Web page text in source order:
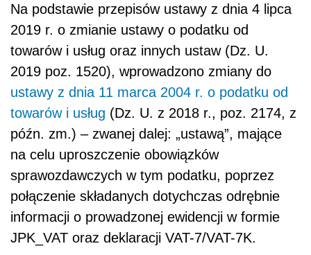
Na podstawie przepisów ustawy z dnia 4 lipca
2019 r. o zmianie ustawy o podatku od
towarów i usług oraz innych ustaw (Dz. U.
2019 poz. 1520), wprowadzono zmiany do
ustawy z dnia 11 marca 2004 r. o podatku od
towarów i usług (Dz. U. z 2018 r., poz. 2174, z
późn. zm.) – zwanej dalej: „ustawą”, mające
na celu uproszczenie obowiązków
sprawozdawczych w tym podatku, poprzez
połączenie składanych dotychczas odrębnie
informacji o prowadzonej ewidencji w formie
JPK_VAT oraz deklaracji VAT-7/VAT-7K.